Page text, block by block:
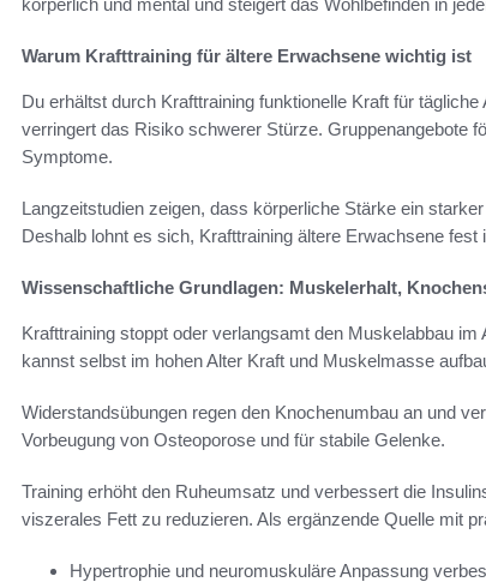
körperlich und mental und steigert das Wohlbefinden in
Warum Krafttraining für ältere Erwachsene wichtig ist
Du erhältst durch Krafttraining funktionelle Kraft für
verringert das Risiko schwerer Stürze. Gruppenangebote
Symptome.
Langzeitstudien zeigen, dass körperliche Stärke ein
Deshalb lohnt es sich, Krafttraining ältere Erwachsene fest
Wissenschaftliche Grundlagen: Muskelerhalt,
Krafttraining stoppt oder verlangsamt den Muskelabbau
kannst selbst im hohen Alter Kraft und Muskelmasse
Widerstandsübungen regen den Knochenumbau an und
Vorbeugung von Osteoporose und für stabile Gelenke.
Training erhöht den Ruheumsatz und verbessert die
viszerales Fett zu reduzieren. Als ergänzende Quelle mit
Hypertrophie und neuromuskuläre Anpassung